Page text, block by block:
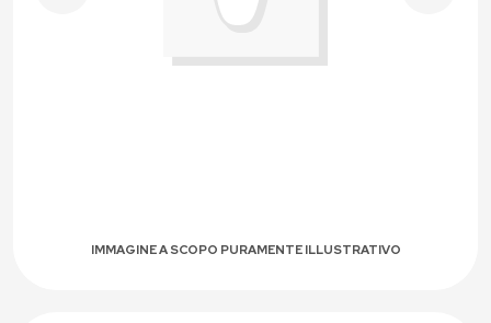
IMMAGINE A SCOPO PURAMENTE ILLUSTRATIVO